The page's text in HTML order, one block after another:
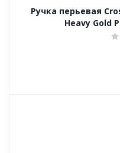
Ручка перьевая
Heavy Gold